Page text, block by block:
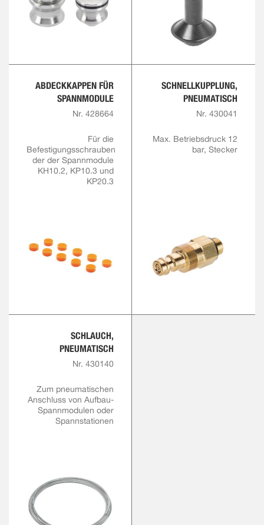
ABDECKKAPPEN FÜR
SPANNMODULE
Nr. 428664
Für die
Befestigungsschrauben
der der Spannmodule
KH10.2, KP10.3 und
KP20.3
SCHNELLKUPPLUNG,
PNEUMATISCH
Nr. 430041
Max. Betriebsdruck 12
bar, Stecker
SCHLAUCH,
PNEUMATISCH
Nr. 430140
Zum pneumatischen
Anschluss von Aufbau-
Spannmodulen oder
Spannstationen